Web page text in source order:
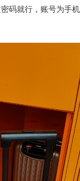
码就行，账号为手